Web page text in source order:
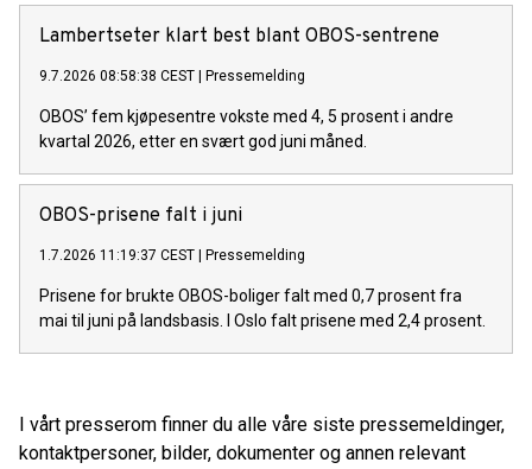
Lambertseter klart best blant OBOS-sentrene
9.7.2026 08:58:38 CEST Pressemelding
OBOS’ fem kjøpesentre vokste med 4, 5 prosent i andre
kvartal 2026, etter en svært god juni måned.
OBOS-prisene falt i juni
1.7.2026 11:19:37 CEST Pressemelding
Prisene for brukte OBOS-boliger falt med 0,7 prosent fra
mai til juni på landsbasis. I Oslo falt prisene med 2,4 prosent.
I vårt presserom finner du alle våre siste pressemeldinger,
kontaktpersoner, bilder, dokumenter og annen relevant